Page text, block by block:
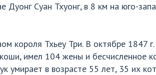
Дуонг Суан Тхуонг, в 8 км на юго-
короля Тхьеу Три. В октябре 1847
имел 104 жены и бесчисленное
умирает в возрасте 55 лет, 35 их